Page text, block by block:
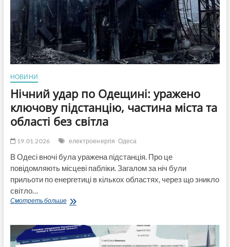
за
що
отримав
підозру
розтраті
2,1
НОВИНИ
Нічний удар по Одещині: уражено
ключову підстанцію, частина міста та
області без світла
19.01.2026 електроенергія Одеса
В Одесі вночі була уражена підстанція. Про це
повідомляють місцеві пабліки. Загалом за ніч були
прильоти по енергетиці в кількох областях, через що зникло
світло…
Смотреть большеНічний
Одещині:
уражено